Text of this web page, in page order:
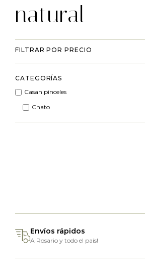
natural
FILTRAR POR PRECIO
CATEGORÍAS
Casan pinceles
Chato
Envíos rápidos
A Rosario y todo el país!